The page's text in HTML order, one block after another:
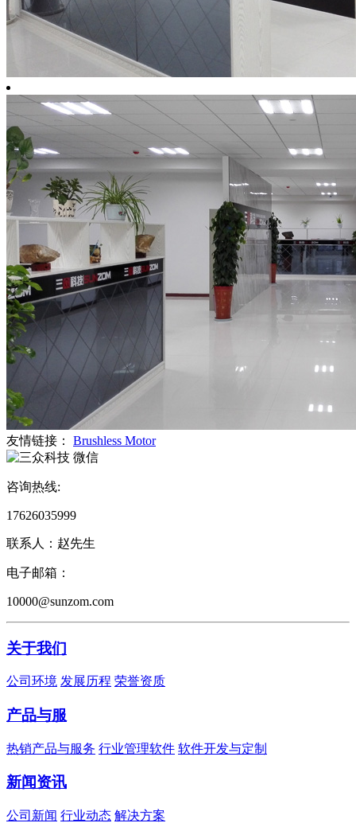
友情链接：
Brushless Motor
微信
咨询热线:
17626035999
联系人：赵先生
电子邮箱：
10000@sunzom.com
关于我们
公司环境 发展历程 荣誉资质
产品与服
热销产品与服务 行业管理软件 软件开发与定制
新闻资讯
公司新闻 行业动态 解决方案